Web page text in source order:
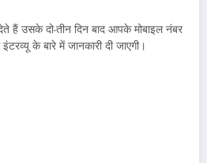
उसके दो-तीन दिन बाद आपके मोबाइल नंबर
के बारे में जानकारी दी जाएगी।